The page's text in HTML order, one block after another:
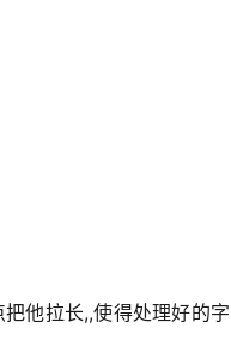
他拉长,,使得处理好的字